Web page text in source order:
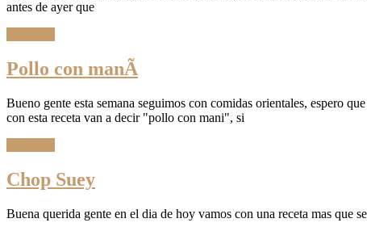
antes de ayer que
Pollo con manÃ­
Bueno gente esta semana seguimos con comidas orientales, espero
con esta receta van a decir "pollo con mani", si
Chop Suey
Buena querida gente en el dia de hoy vamos con una receta mas que